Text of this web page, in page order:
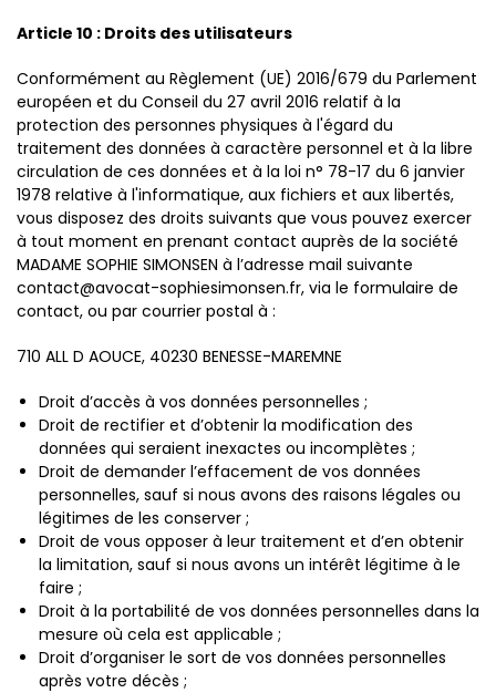
Article 10 : Droits des utilisateurs
Conformément au Règlement (UE) 2016/679 du Parlement
européen et du Conseil du 27 avril 2016 relatif à la
protection des personnes physiques à l'égard du
traitement des données à caractère personnel et à la libre
circulation de ces données et à la loi n° 78-17 du 6 janvier
1978 relative à l'informatique, aux fichiers et aux libertés,
vous disposez des droits suivants que vous pouvez exercer
à tout moment en prenant contact auprès de la société
MADAME SOPHIE SIMONSEN à l’adresse mail suivante
contact@avocat-sophiesimonsen.fr, via le formulaire de
contact, ou par courrier postal à :
710 ALL D AOUCE, 40230 BENESSE-MAREMNE
Droit d’accès à vos données personnelles ;
Droit de rectifier et d’obtenir la modification des
données qui seraient inexactes ou incomplètes ;
Droit de demander l’effacement de vos données
personnelles, sauf si nous avons des raisons légales ou
légitimes de les conserver ;
Droit de vous opposer à leur traitement et d’en obtenir
la limitation, sauf si nous avons un intérêt légitime à le
faire ;
Droit à la portabilité de vos données personnelles dans la
mesure où cela est applicable ;
Droit d’organiser le sort de vos données personnelles
après votre décès ;